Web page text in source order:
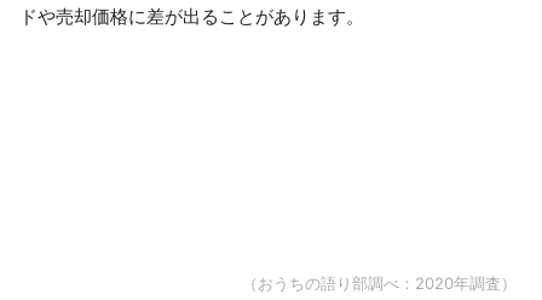
ドや売却価格に差が出ることがあります。
（おうちの語り部調べ：2020年調査）